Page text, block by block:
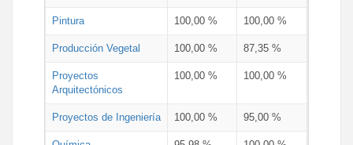
Pintura 100,00 % 100,00 %
Producción Vegetal 100,00 % 87,35 %
Proyectos
Arquitectónicos
100,00 % 100,00 %
Proyectos de Ingeniería 100,00 % 95,00 %